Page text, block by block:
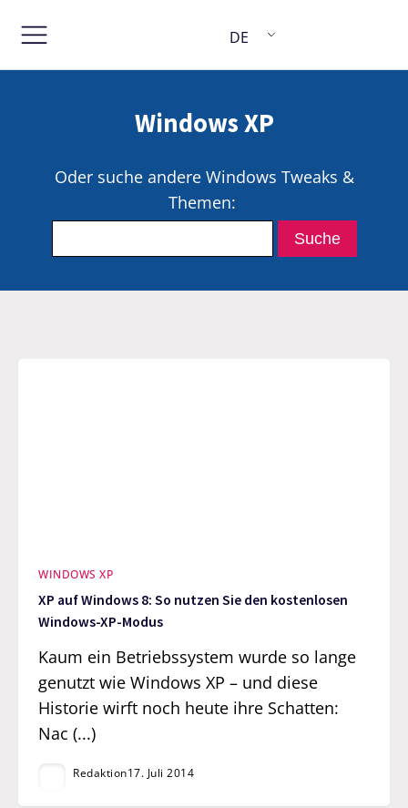
DE
Windows XP
Oder suche andere Windows Tweaks &
Themen:
WINDOWS XP
XP auf Windows 8: So nutzen Sie den kostenlosen
Windows-XP-Modus
Kaum ein Betriebssystem wurde so lange
genutzt wie Windows XP – und diese
Historie wirft noch heute ihre Schatten:
Nac (...)
Redaktion17. Juli 2014